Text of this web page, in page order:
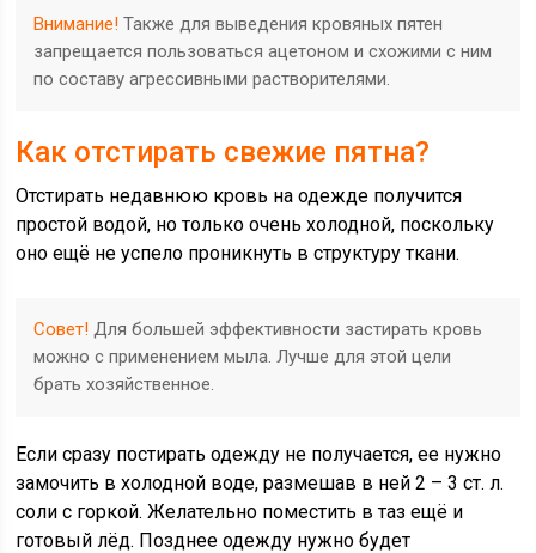
Внимание! Также для выведения кровяных пятен
запрещается пользоваться ацетоном и схожими с ним
по составу агрессивными растворителями.
Как отстирать свежие пятна?
Отстирать недавнюю кровь на одежде получится
простой водой, но только очень холодной, поскольку
оно ещё не успело проникнуть в структуру ткани.
Совет! Для большей эффективности застирать кровь
можно с применением мыла. Лучше для этой цели
брать хозяйственное.
Если сразу постирать одежду не получается, ее нужно
замочить в холодной воде, размешав в ней 2 – 3 ст. л.
соли с горкой. Желательно поместить в таз ещё и
готовый лёд. Позднее одежду нужно будет